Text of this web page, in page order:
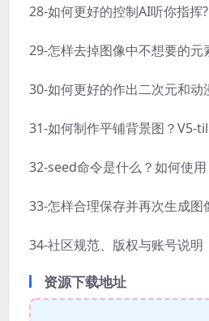
28-如何更好的控制AI听你指挥?
29-怎样去掉图像中不想要的元
30-如何更好的作出二次元和
31-如何制作平铺背景图？V5-
32-seed命令是什么？如何使用
33-怎样合理保存并再次生成图
34-社区规范、版权与账号说明
资源下载地址